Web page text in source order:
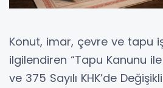
Konut, imar, çevre ve tapu
ilgilendiren “Tapu Kanunu
ve 375 Sayılı KHK’de